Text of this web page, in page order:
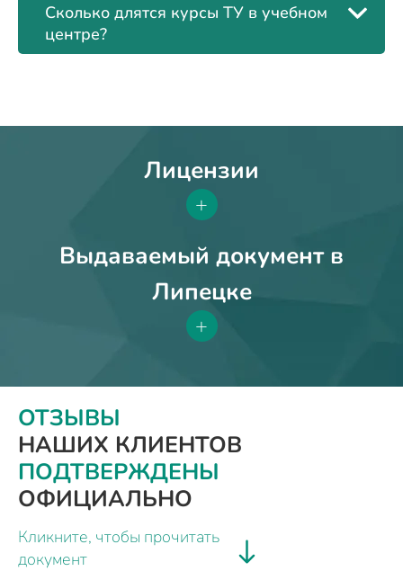
Сколько длятся курсы ТУ в учебном
центре?
Лицензии
+
Выдаваемый документ в
Липецке
+
ОТЗЫВЫ
НАШИХ КЛИЕНТОВ
ПОДТВЕРЖДЕНЫ
ОФИЦИАЛЬНО
Кликните, чтобы прочитать
документ